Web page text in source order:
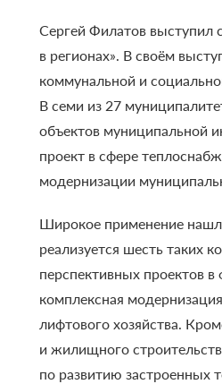
Сергей Филатов выступил
в регионах». В своём
коммунальной и
В семи из 27
объектов муниципальной
проект в сфере
модернизации
Широкое применение
реализуется шесть таких
перспективных проектов
комплексная
лифтового хозяйства.
и жилищного
по развитию застроенных